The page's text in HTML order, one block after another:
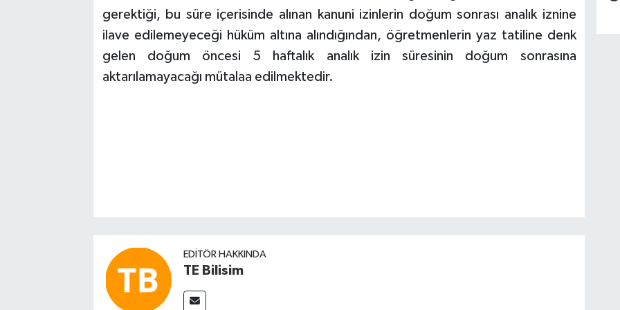
gerektiği, bu süre içerisinde alınan kanuni izinlerin doğum sonrası analık iznine
ilave edilemeyeceği hüküm altına alındığından, öğretmenlerin yaz tatiline denk
gelen doğum öncesi 5 haftalık analık izin süresinin doğum sonrasına
aktarılamayacağı mütalaa edilmektedir.
EDITÖR HAKKINDA
TE Bilisim